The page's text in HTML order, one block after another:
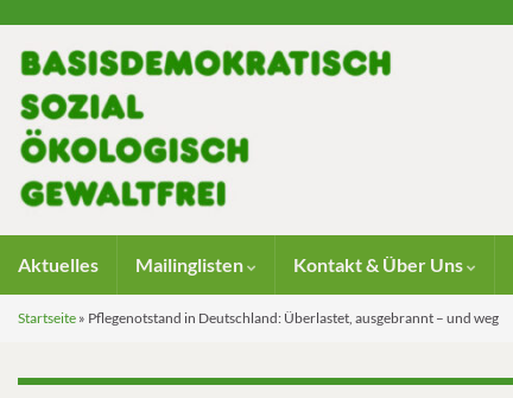
Aktuelles Mailinglisten Kontakt & Über Uns
Startseite » Pflegenotstand in Deutschland: Überlastet, ausgebrannt – und weg